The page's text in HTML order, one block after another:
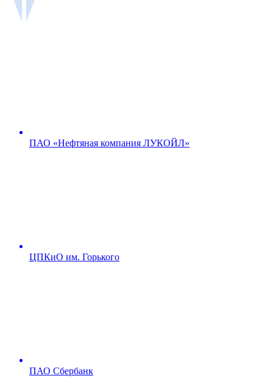
ПАО «Нефтяная компания ЛУКОЙЛ»
ЦПКиО им. Горького
ПАО Сбербанк